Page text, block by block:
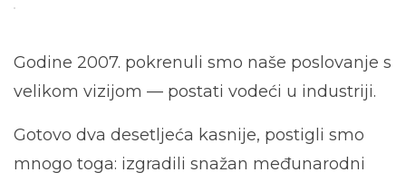
Godine 2007. pokrenuli smo naše poslovanje s
velikom vizijom — postati vodeći u industriji.
Gotovo dva desetljeća kasnije, postigli smo
mnogo toga: izgradili snažan međunarodni